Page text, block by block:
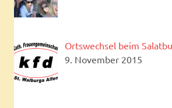
Ortswechsel beim
9. November 2015